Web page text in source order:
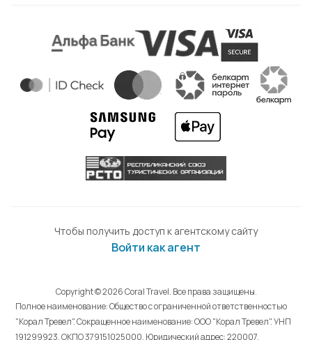
Чтобы получить доступ к агентскому сайту
Войти как агент
Copyright © 2026 Coral Travel. Все права защищены.
Полное наименование: Общество с ограниченной ответственностью
"Корал Тревел". Сокращенное наименование: ООО "Корал Тревел". УНП
191299923, ОКПО 379151025000. Юридический адрес: 220007,